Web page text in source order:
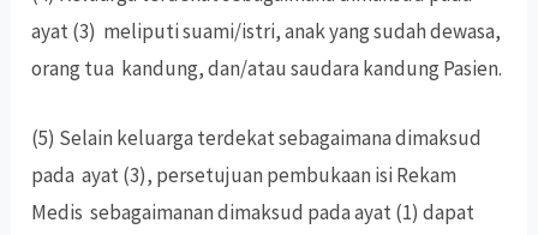
ayat (3) meliputi suami/istri, anak yang sudah dewasa,
orang tua kandung, dan/atau saudara kandung Pasien.
(5) Selain keluarga terdekat sebagaimana dimaksud
pada ayat (3), persetujuan pembukaan isi Rekam
Medis sebagaimanan dimaksud pada ayat (1) dapat